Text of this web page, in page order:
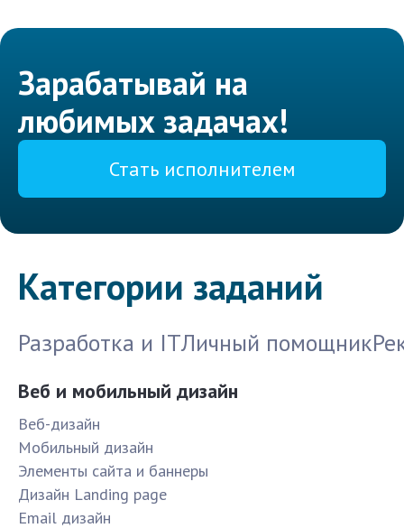
Зарабатывай на
любимых задачах!
Стать исполнителем
Категории заданий
Разработка и ITЛичный помощник
Веб и мобильный дизайн
Веб-дизайн
Мобильный дизайн
Элементы сайта и баннеры
Дизайн Landing page
Email дизайн